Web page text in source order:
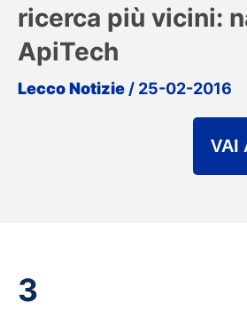
ricerca più vicini:
ApiTech
Lecco Notizie / 25-02-2016
VAI
3